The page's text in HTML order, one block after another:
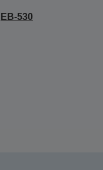
EB-530